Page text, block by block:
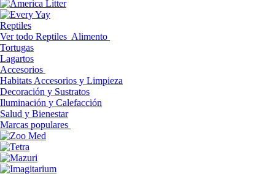
Reptiles
Ver todo Reptiles Alimento
Tortugas
Lagartos
Accesorios
Habitats Accesorios y Limpieza
Decoración y Sustratos
Iluminación y Calefacción
Salud y Bienestar
Marcas populares